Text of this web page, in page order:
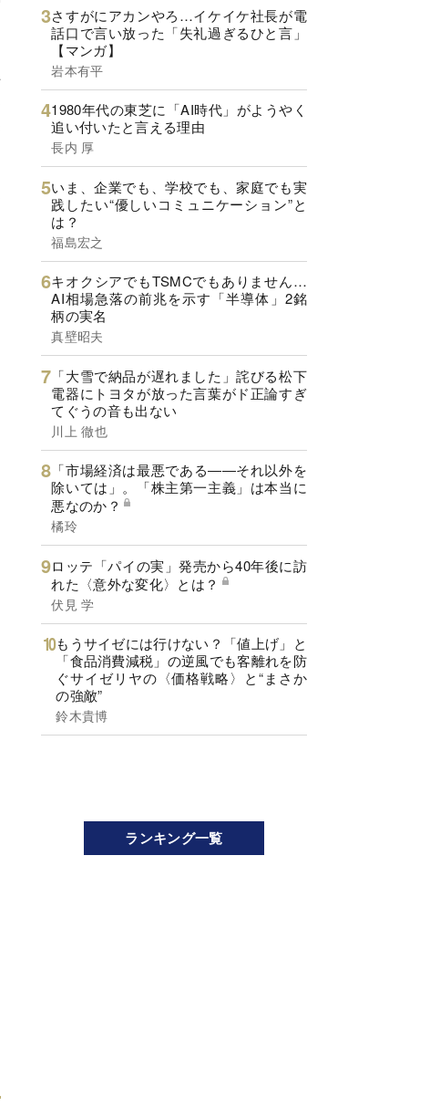
さすがにアカンやろ…イケイケ社長が電
話口で言い放った「失礼過ぎるひと言」
【マンガ】
岩本有平
1980年代の東芝に「AI時代」がようやく
追い付いたと言える理由
長内 厚
いま、企業でも、学校でも、家庭でも実
践したい“優しいコミュニケーション”と
は？
福島宏之
キオクシアでもTSMCでもありません…
AI相場急落の前兆を示す「半導体」2銘
柄の実名
真壁昭夫
「大雪で納品が遅れました」詫びる松下
電器にトヨタが放った言葉がド正論すぎ
てぐうの音も出ない
川上 徹也
「市場経済は最悪である――それ以外を
除いては」。「株主第一主義」は本当に
悪なのか？
橘玲
ロッテ「パイの実」発売から40年後に訪
れた〈意外な変化〉とは？
伏見 学
もうサイゼには行けない？「値上げ」と
「食品消費減税」の逆風でも客離れを防
ぐサイゼリヤの〈価格戦略〉と“まさか
の強敵”
鈴木貴博
ランキング一覧